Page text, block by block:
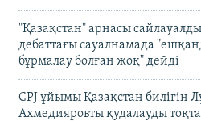
"Қазақстан" арнасы сайлауалды
дебаттағы сауалнамада
бұрмалау болған жоқ" дейді
CPJ ұйымы Қазақстан билігін
Ахмедияровты қудалауды